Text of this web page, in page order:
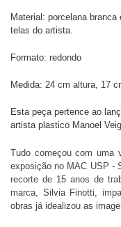
Material: porcelana
telas do artista.
Formato: redondo
Medida: 24 cm altura, 17
Esta peça pertence ao
artista plastico Manoel
Tudo começou com uma
exposição no MAC USP -
recorte de 15 anos de
marca, Silvia Finotti,
obras já idealizou as